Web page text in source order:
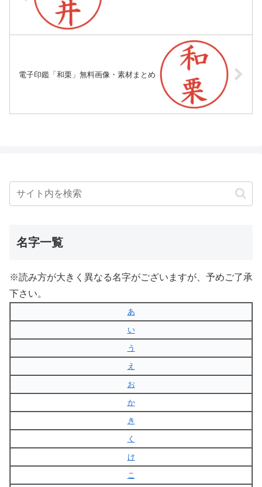
電子印鑑「和栗」無料画像・素材まとめ
名字一覧
※読み方が大きく異なる名字がございますが、予めご了承
下さい。
あ
い
う
え
お
か
き
く
け
こ